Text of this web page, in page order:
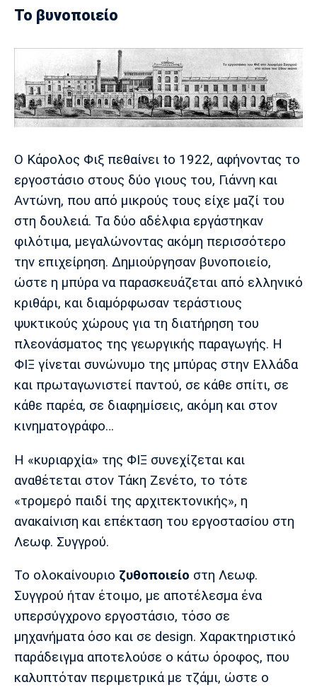
To βυνοποιείο
Ο Κάρολος Φιξ πεθαίνει to 1922, αφήνοντας το
εργοστάσιo στους δύο γιους του, Γιάννη και
Αντώνη, που από μικρούς τους είχε μαζί του
στη δουλειά. Τα δύο αδέλφια εργάστηκαν
φιλότιμα, μεγαλώνοντας ακόμη περισσότερο
την επιχείρηση. Δημιούργησαν βυνοποιείο,
ώστε η μπύρα να παρασκευάζεται από ελληνικό
κριθάρι, και διαμόρφωσαν τεράστιους
ψυκτικούς χώρους για τη διατήρηση του
πλεονάσματος της γεωργικής παραγωγής. Η
ΦΙΞ γίνεται συνώνυμο της μπύρας στην Ελλάδα
και πρωταγωνιστεί παντού, σε κάθε σπίτι, σε
κάθε παρέα, σε διαφημίσεις, ακόμη και στον
κινηματογράφο…
Η «κυριαρχία» της ΦΙΞ συνεχίζεται και
αναθέτεται στον Τάκη Ζενέτο, το τότε
«τρομερό παιδί της αρχιτεκτονικής», η
ανακαίνιση και επέκταση του εργοστασίου στη
Λεωφ. Συγγρού.
Το ολοκαίνουριο ζυθοποιείο στη Λεωφ.
Συγγρού ήταν έτοιμο, με αποτέλεσμα ένα
υπερσύγχρονο εργοστάσιο, τόσο σε
μηχανήματα όσο και σε design. Χαρακτηριστικό
παράδειγμα αποτελούσε ο κάτω όροφος, που
καλυπτόταν περιμετρικά με τζάμι, ώστε ο